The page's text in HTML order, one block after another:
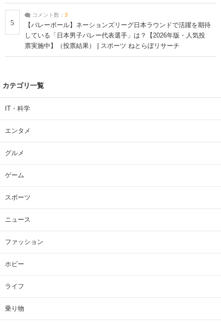
5
コメント数： 3
【バレーボール】ネーションズリーグ日本ラウンドで活躍を期待
している「日本男子バレー代表選手」は？【2026年版・人気投
票実施中】（投票結果） | スポーツ ねとらぼリサーチ
カテゴリ一覧
IT・科学
エンタメ
グルメ
ゲーム
スポーツ
ニュース
ファッション
ホビー
ライフ
乗り物